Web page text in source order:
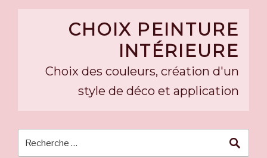
CHOIX PEINTURE
INTÉRIEURE
Choix des couleurs, création d'un
style de déco et application